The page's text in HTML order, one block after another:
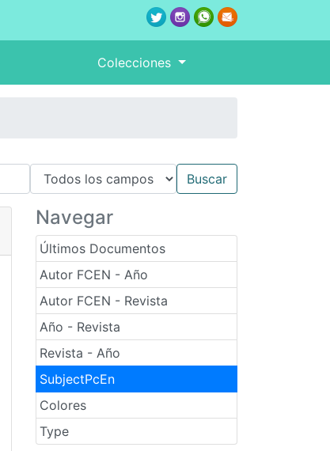
Colecciones
Navegar
Últimos Documentos
Autor FCEN - Año
Autor FCEN - Revista
Año - Revista
Revista - Año
SubjectPcEn
Colores
Type